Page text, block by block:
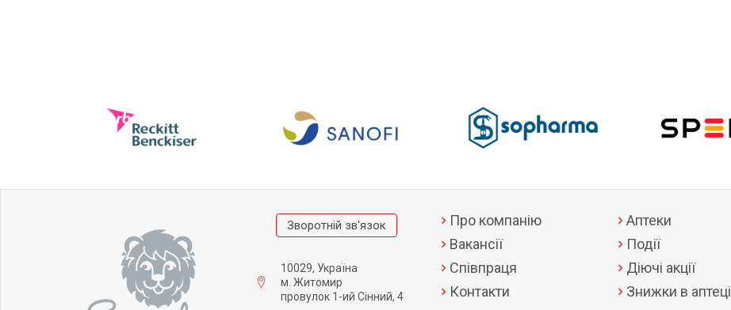
Зворотній зв'язок
10029, Україна
м. Житомир
провулок 1-ий Сінний, 4
Про компанію
Вакансії
Співпраця
Контакти
Аптеки
Події
Діючі акції
Знижки в аптеці